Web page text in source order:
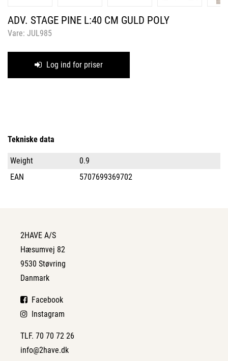
ADV. STAGE PINE L:40 CM GULD POLY
Vare: JUL985
Log ind for priser
Tekniske data
Weight
0.9
EAN
5707699369702
2HAVE A/S
Hæsumvej 82
9530 Støvring
Danmark
Facebook
Instagram
TLF. 70 70 72 26
info@2have.dk